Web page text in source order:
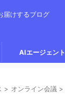
届けするブログ
AIエージェント
> オンライン会議 >